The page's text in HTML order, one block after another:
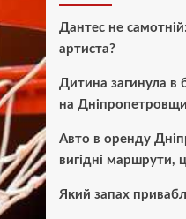
Дантес не
артиста?
Дитина загинула в
на
Авто в оренду
вигідні маршрути,
Який запах